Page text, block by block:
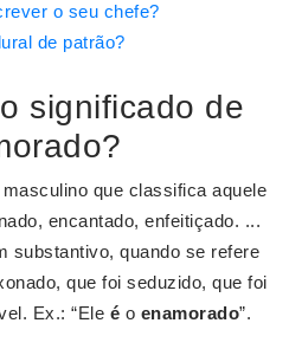
o seu chefe?
de patrão?
significado de
que classifica aquele
encantado, enfeitiçado. ...
substantivo, quando se refere
que foi seduzido, que foi
Ex.: “Ele é o enamorado”.